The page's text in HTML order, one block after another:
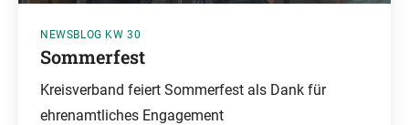
NEWSBLOG KW 30
Sommerfest
Kreisverband feiert Sommerfest als Dank für
ehrenamtliches Engagement